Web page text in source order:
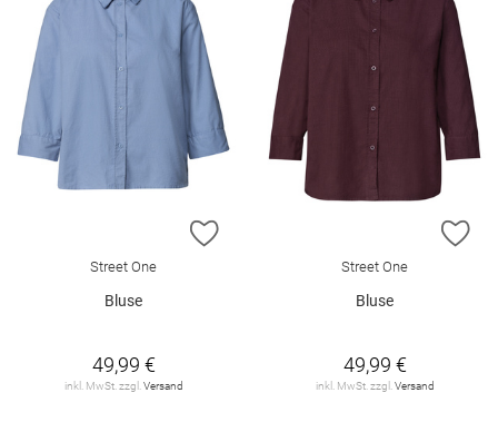
ZUR WUNSCHLISTE HINZUFÜGEN
Street One
Bluse
49,99 €
inkl. MwSt. zzgl. Versand
Street One
Bluse
49,99 €
inkl. MwSt. zzgl. Versand